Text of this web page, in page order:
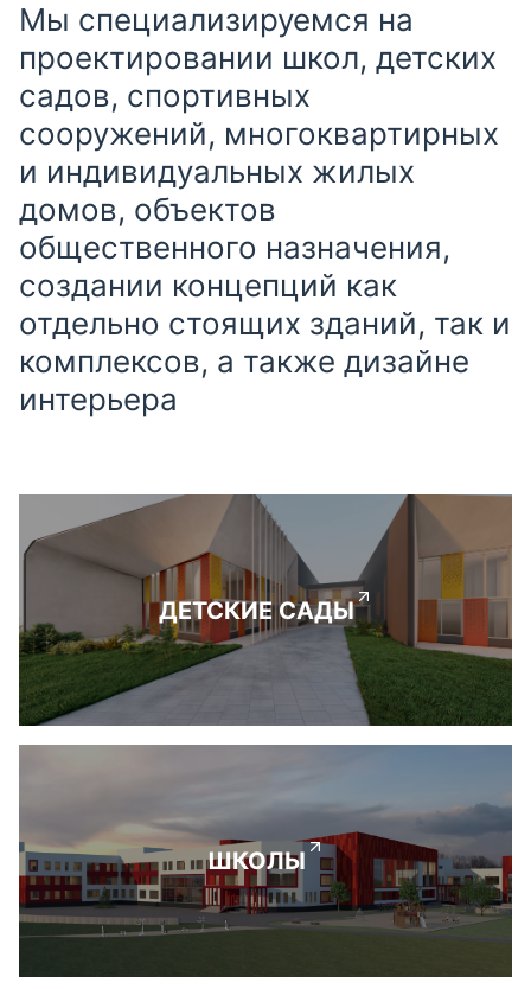
Мы специализируемся на
проектировании школ, детских
садов, спортивных
сооружений, многоквартирных
и индивидуальных жилых
домов, объектов
общественного назначения,
создании концепций как
отдельно стоящих зданий, так и
комплексов, а также дизайне
интерьера
ДЕТСКИЕ САДЫ
ШКОЛЫ